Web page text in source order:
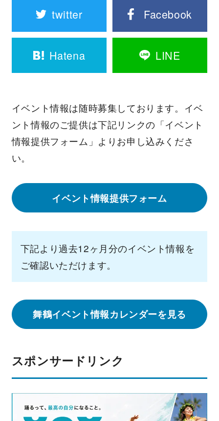
twitter Facebook
Hatena LINE
イベント情報は随時募集しております。イベ
ント情報のご提供は下記リンクの「イベント
情報提供フォーム」よりお申し込みくださ
い。
イベント情報提供フォーム
下記より過去12ヶ月分のイベント情報を
ご確認いただけます。
舞鶴イベント情報カレンダーを見る
スポンサードリンク